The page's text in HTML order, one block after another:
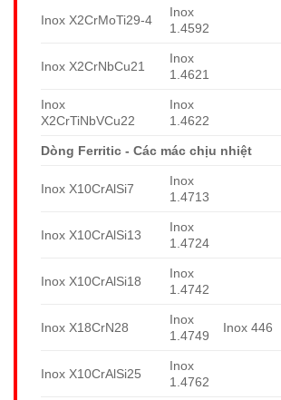
Inox X2CrMoTi29-4
Inox
1.4592
Inox X2CrNbCu21
Inox
1.4621
Inox
X2CrTiNbVCu22
Inox
1.4622
Dòng Ferritic - Các mác chịu nhiệt
Inox X10CrAlSi7
Inox
1.4713
Inox X10CrAlSi13
Inox
1.4724
Inox X10CrAlSi18
Inox
1.4742
Inox X18CrN28
Inox
1.4749
Inox 446
Inox X10CrAlSi25
Inox
1.4762